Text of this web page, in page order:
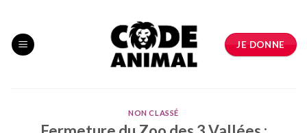
content
JE DONNE
NON CLASSÉ